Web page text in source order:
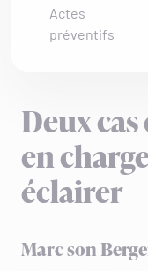
Actes
préventifs
Deux
en
éclairer
Marc son